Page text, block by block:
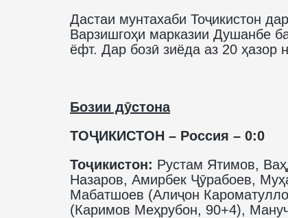
Дастаи мунтахаби Тоҷикистон
Варзишгоҳи марказии Душанбе
ёфт. Дар бозӣ зиёда аз 20
Бозии дӯстона
ТОҶИКИСТОН – Россия – 0:0
Тоҷикистон: Рустам Ятимов,
Назаров, Амирбек Ҷӯрабоев,
Мабатшоев (Алиҷон
(Каримов Меҳрубон, 90+4),